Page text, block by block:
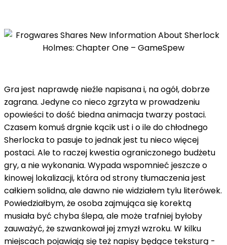
Gra jest naprawdę nieźle napisana i, na ogół, dobrze
zagrana. Jedyne co nieco zgrzyta w prowadzeniu
opowieści to dość biedna animacja twarzy postaci.
Czasem komuś drgnie kącik ust i o ile do chłodnego
Sherlocka to pasuje to jednak jest tu nieco więcej
postaci. Ale to raczej kwestia ograniczonego budżetu
gry, a nie wykonania. Wypada wspomnieć jeszcze o
kinowej lokalizacji, która od strony tłumaczenia jest
całkiem solidna, ale dawno nie widziałem tylu literówek.
Powiedziałbym, że osoba zajmująca się korektą
musiała być chyba ślepa, ale może trafniej byłoby
zauważyć, że szwankował jej zmyzł wzroku. W kilku
miejscach pojawiają się też napisy będące teksturą -